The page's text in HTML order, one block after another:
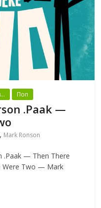
Поп
.Paak —
, Mark Ronson
.Paak — Then There
Were Two — Mark